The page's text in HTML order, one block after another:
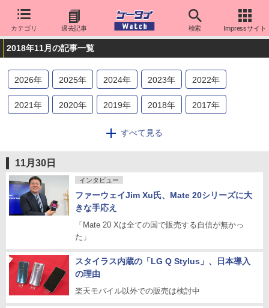
カテゴリ 過去記事 検索 Impressサイト
2018年11月の記事一覧
2026年 2025年 2024年 2023年 2022年
2021年 2020年 2019年 2018年 2017年
2014年 2013
2006年 年 2004
2001年 2000年
すべて見る
11月30日
インタビュー
ファーウェイJim Xu氏、Mate 20シリーズに大
きな手応え
「Mate 20 Xは全ての国で販売する自信が無かっ
た」
スタイラス内蔵の「LG Q Stylus」、日本導入
の理由
楽天モバイル以外での販売は検討中